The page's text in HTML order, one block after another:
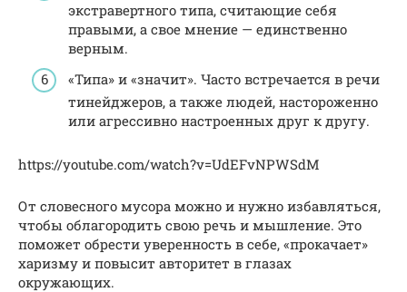
экстравертного типа, считающие себя
правыми, а свое мнение — единственно
верным.
«Типа» и «значит». Часто встречается в речи
тинейджеров, а также людей, настороженно
или агрессивно настроенных друг к другу.
https://youtube.com/watch?v=UdEFvNPWSdM
От словесного мусора можно и нужно избавляться,
чтобы облагородить свою речь и мышление. Это
поможет обрести уверенность в себе, «прокачает»
харизму и повысит авторитет в глазах
окружающих.